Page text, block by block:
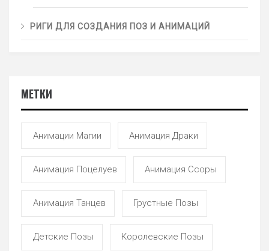
РИГИ ДЛЯ СОЗДАНИЯ ПОЗ И АНИМАЦИЙ
МЕТКИ
Анимации Магии Анимация Драки
Анимация Поцелуев Анимация Ссоры
Анимация Танцев Грустные Позы
Детские Позы Королевские Позы